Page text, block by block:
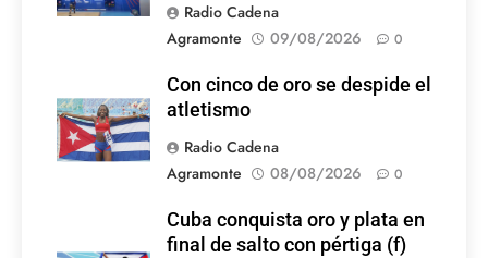
Radio Cadena
Agramonte
09/08/2026 0
Con cinco de oro se despide el
atletismo
Radio Cadena
Agramonte
08/08/2026 0
Cuba conquista oro y plata en
final de salto con pértiga (f)